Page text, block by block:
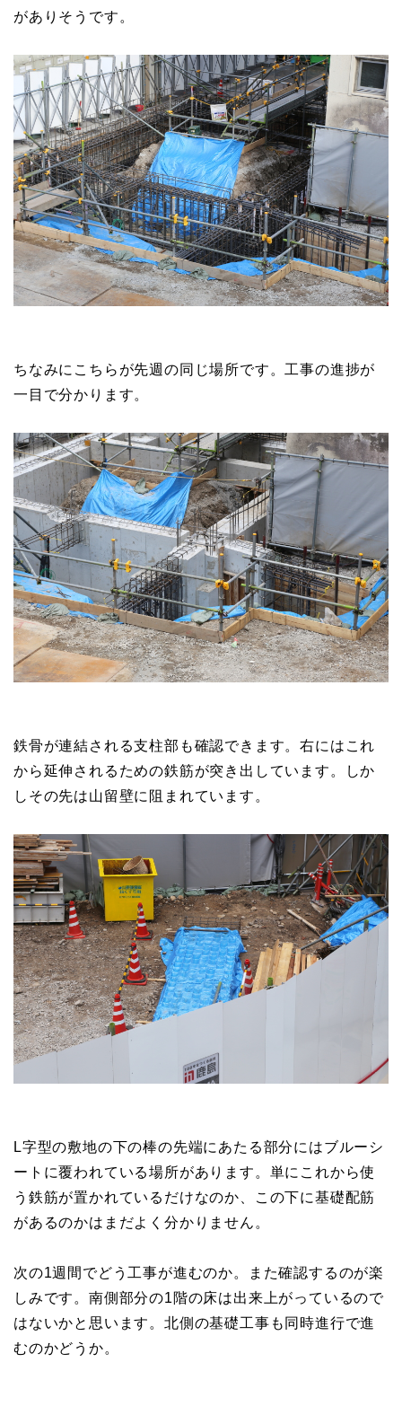
がありそうです。
ちなみにこちらが先週の同じ場所です。工事の進捗が
一目で分かります。
鉄骨が連結される支柱部も確認できます。右にはこれ
から延伸されるための鉄筋が突き出しています。しか
しその先は山留壁に阻まれています。
L字型の敷地の下の棒の先端にあたる部分にはブルーシ
ートに覆われている場所があります。単にこれから使
う鉄筋が置かれているだけなのか、この下に基礎配筋
があるのかはまだよく分かりません。
次の1週間でどう工事が進むのか。また確認するのが楽
しみです。南側部分の1階の床は出来上がっているので
はないかと思います。北側の基礎工事も同時進行で進
むのかどうか。